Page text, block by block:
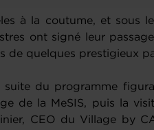
à la coutume, et sous
ont signé leur
de quelques prestigieux
suite du programme
de la MeSIS, puis la
CEO du Village by